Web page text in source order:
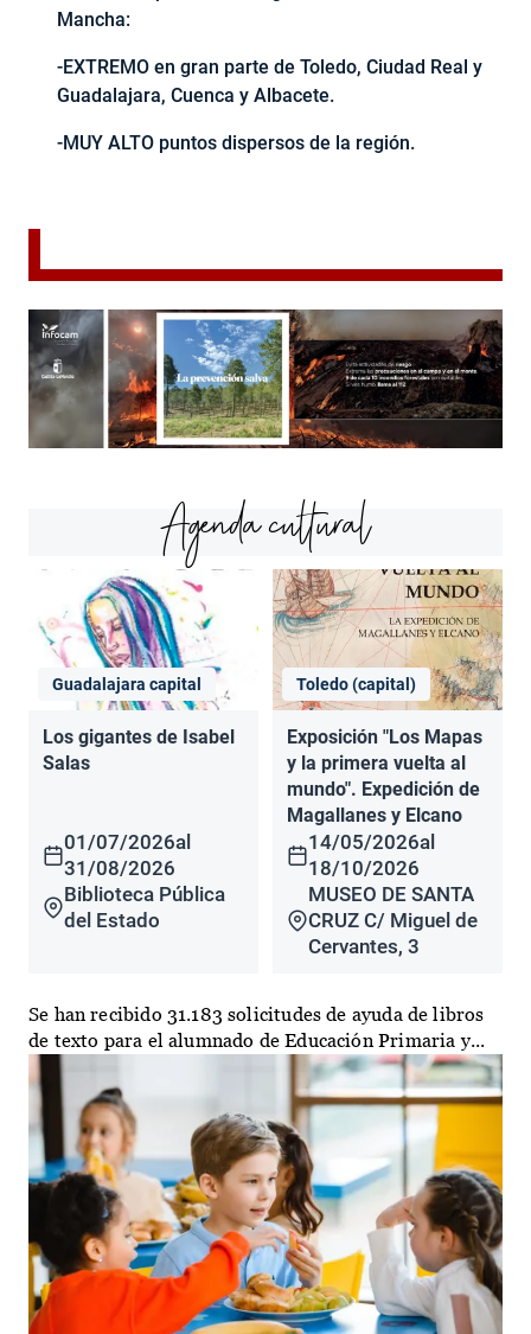
Mancha:
-EXTREMO en gran parte de Toledo, Ciudad Real y
Guadalajara, Cuenca y Albacete.
-MUY ALTO puntos dispersos de la región.
Agenda cultural
Guadalajara capital
Los gigantes de Isabel
Salas
01/07/2026al
31/08/2026
Biblioteca Pública
del Estado
Toledo (capital)
Exposición "Los Mapas
y la primera vuelta al
mundo". Expedición de
Magallanes y Elcano
14/05/2026al
18/10/2026
MUSEO DE SANTA
CRUZ C/ Miguel de
Cervantes, 3
Se han recibido 31.183 solicitudes de ayuda de libros
de texto para el alumnado de Educación Primaria y...